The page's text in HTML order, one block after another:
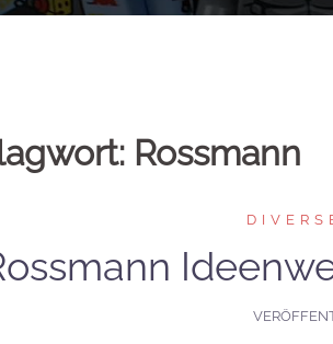
Rossmann